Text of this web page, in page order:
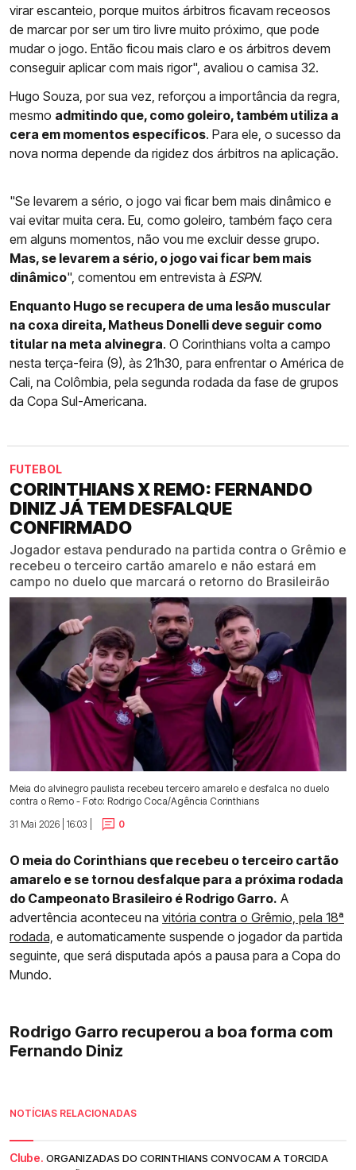
virar escanteio, porque muitos árbitros ficavam receosos
de marcar por ser um tiro livre muito próximo, que pode
mudar o jogo. Então ficou mais claro e os árbitros devem
conseguir aplicar com mais rigor", avaliou o camisa 32.
Hugo Souza, por sua vez, reforçou a importância da regra,
mesmo admitindo que, como goleiro, também utiliza a
cera em momentos específicos. Para ele, o sucesso da
nova norma depende da rigidez dos árbitros na aplicação.
"Se levarem a sério, o jogo vai ficar bem mais dinâmico e
vai evitar muita cera. Eu, como goleiro, também faço cera
em alguns momentos, não vou me excluir desse grupo.
Mas, se levarem a sério, o jogo vai ficar bem mais
dinâmico", comentou em entrevista à ESPN.
Enquanto Hugo se recupera de uma lesão muscular
na coxa direita, Matheus Donelli deve seguir como
titular na meta alvinegra. O Corinthians volta a campo
nesta terça-feira (9), às 21h30, para enfrentar o América de
Cali, na Colômbia, pela segunda rodada da fase de grupos
da Copa Sul-Americana.
FUTEBOL
CORINTHIANS X REMO: FERNANDO
DINIZ JÁ TEM DESFALQUE
CONFIRMADO
Jogador estava pendurado na partida contra o Grêmio e
recebeu o terceiro cartão amarelo e não estará em
campo no duelo que marcará o retorno do Brasileirão
Meia do alvinegro paulista recebeu terceiro amarelo e desfalca no duelo
contra o Remo - Foto: Rodrigo Coca/Agência Corinthians
31 Mai 2026 | 16:03 |
0
O meia do Corinthians que recebeu o terceiro cartão
amarelo e se tornou desfalque para a próxima rodada
do Campeonato Brasileiro é Rodrigo Garro. A
advertência aconteceu na vitória contra o Grêmio, pela 18ª
rodada, e automaticamente suspende o jogador da partida
seguinte, que será disputada após a pausa para a Copa do
Mundo.
Rodrigo Garro recuperou a boa forma com
Fernando Diniz
NOTÍCIAS RELACIONADAS
Clube. ORGANIZADAS DO CORINTHIANS CONVOCAM A TORCIDA